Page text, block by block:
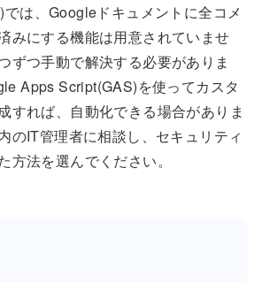
は、Googleドキュメントに全コメ
みにする機能は用意されていませ
ずつ手動で解決する必要がありま
Apps Script(GAS)を使ってカスタ
すれば、自動化できる場合がありま
のIT管理者に相談し、セキュリティ
方法を選んでください。